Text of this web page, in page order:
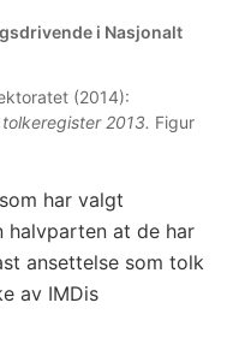
i Nasjonalt
(2014):
2013. Figur
har valgt
halvparten at de har
ansettelse som tolk
av IMDis